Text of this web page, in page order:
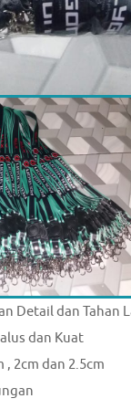
Detail dan Tahan
dan Kuat
, 2cm dan 2.5cm